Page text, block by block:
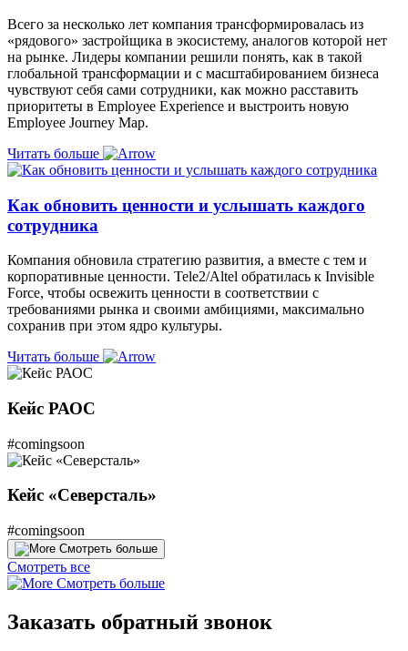
Всего за несколько лет компания трансформировалась из
«рядового» застройщика в экосистему, аналогов которой нет
на рынке. Лидеры компании решили понять, как в такой
глобальной трансформации и с масштабированием бизнеса
чувствуют себя сами сотрудники, как можно расставить
приоритеты в Еmployee Еxperience и выстроить новую
Employee Journey Map.
Читать больше
Как обновить ценности и услышать каждого
сотрудника
Компания обновила стратегию развития, а вместе с тем и
корпоративные ценности. Tele2/Altel обратилась к Invisible
Force, чтобы освежить ценности в соответствии с
требованиями рынка и своими амбициями, максимально
сохранив при этом ядро культуры.
Читать больше
Кейс РАОС
#comingsoon
Кейс «Северсталь»
#comingsoon
Смотреть больше
Смотреть все
Смотреть больше
Заказать обратный звонок